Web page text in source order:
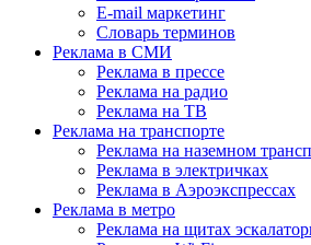
E-mail маркетинг
Словарь терминов
Реклама в СМИ
Реклама в прессе
Реклама на радио
Реклама на ТВ
Реклама на транспорте
Реклама на наземном
Реклама в электричках
Реклама в Аэроэкспрессах
Реклама в метро
Реклама на щитах